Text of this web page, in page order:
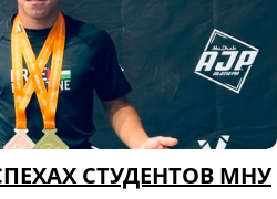
СТУДЕНТОВ МНУ